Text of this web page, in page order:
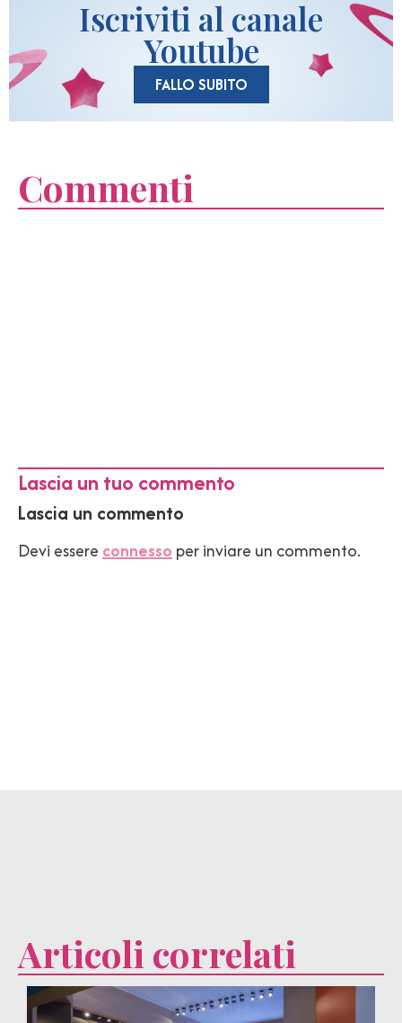
Iscriviti al canale
Youtube
FALLO SUBITO
Commenti
Lascia un tuo commento
Lascia un commento
Devi essere connesso per inviare un commento.
Articoli correlati